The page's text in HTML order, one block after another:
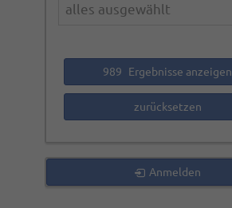
alles ausgewählt
989 Ergebnisse anzeigen
zurücksetzen
Anmelden